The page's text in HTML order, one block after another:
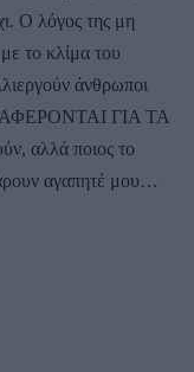
Ο λόγος της μη
το κλίμα του
άνθρωποι
ΓΙΑ ΤΑ
αλλά ποιος το
αγαπητέ μου…